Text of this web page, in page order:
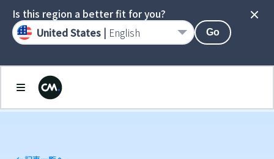
Is this region a better fit for you?
United States | English Go